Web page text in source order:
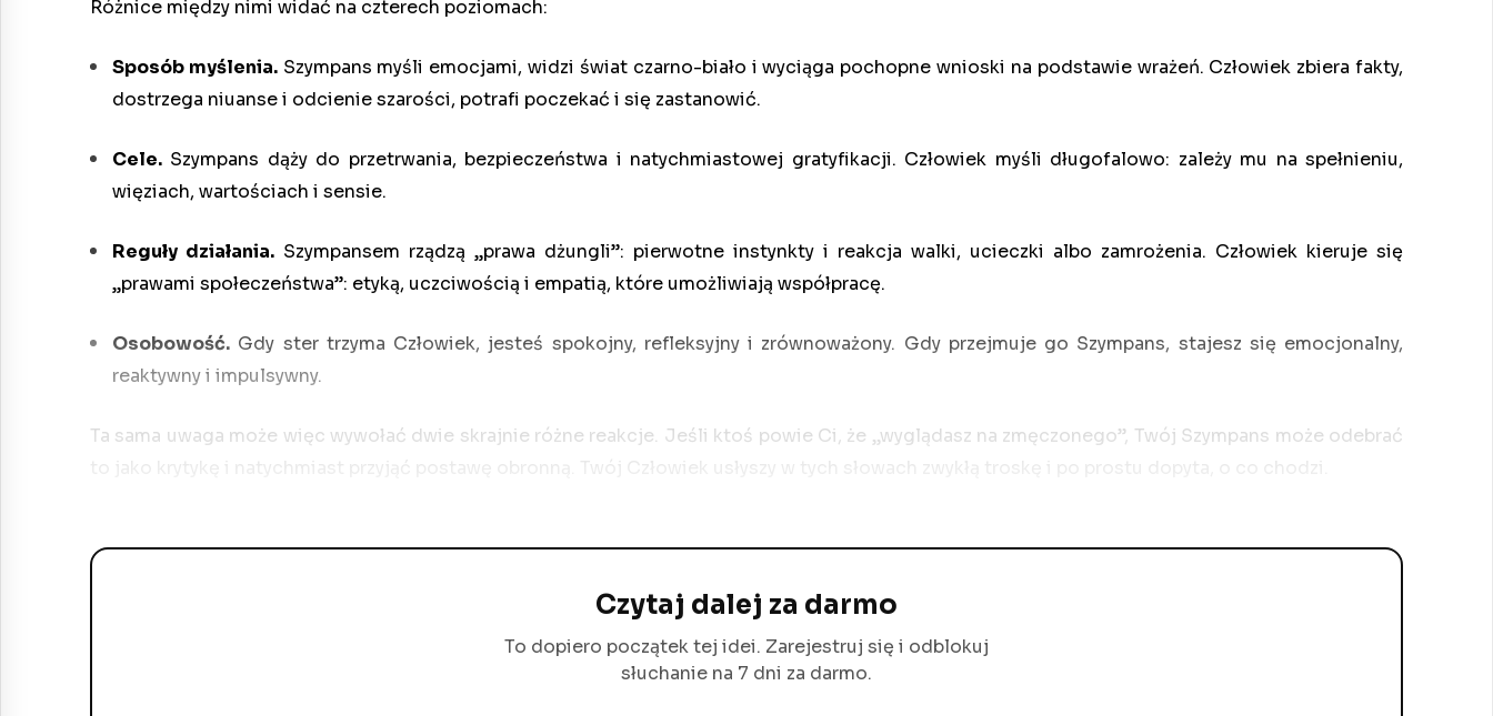
Różnice między nimi widać na czterech poziomach:
Sposób myślenia.Szympans myśli emocjami, widzi świat czarno-biało i wyciąga pochopne wnioski na podstawie wrażeń. Człowiek zbiera fakty,
dostrzega niuanse i odcienie szarości, potrafi poczekać i się zastanowić.
Cele. Szympans dąży do przetrwania, bezpieczeństwa i natychmiastowej gratyfikacji. Człowiek myśli długofalowo: zależy mu na spełnieniu,
więziach, wartościach i sensie.
Reguły działania. Szympansem rządzą „prawa dżungli”: pierwotne instynkty i reakcja walki, ucieczki albo zamrożenia. Człowiek kieruje się
„prawami społeczeństwa”: etyką, uczciwością i empatią, które umożliwiają współpracę.
Osobowość. Gdy ster trzyma Człowiek, jesteś spokojny, refleksyjny i zrównoważony. Gdy przejmuje go Szympans, stajesz się emocjonalny,
reaktywny i impulsywny.
Ta sama uwaga może więc wywołać dwie skrajnie różne reakcje. Jeśli ktoś powie Ci, że „wyglądasz na zmęczonego”, Twój Szympans może odebrać
Czytaj dalej za darmo
To dopiero początek tej idei. Zarejestruj się i odblokuj
słuchanie na 7 dni za darmo.